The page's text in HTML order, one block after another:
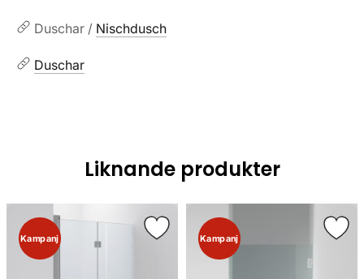
Duschar / Nischdusch
Duschar
Liknande produkter
Kampanj Kampanj